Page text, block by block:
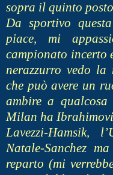
sopra il quinto
Da sportivo
piace, mi
campionato incerto
nerazzurro vedo
che può avere un
ambire a
Milan ha
Lavezzi-Hamsik,
Natale-Sanchez
reparto (mi